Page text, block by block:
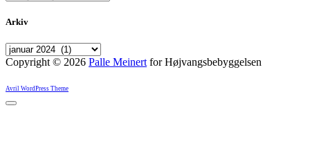
Arkiv
Arkiv
Copyright © 2026 Palle Meinert for Højvangsbebyggelsen
Avril WordPress Theme